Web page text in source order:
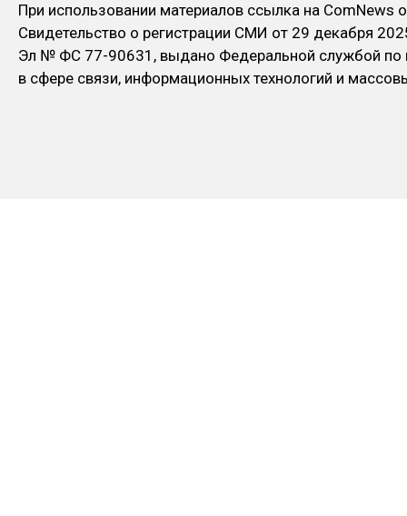
При использовании материалов ссылка на ComNews
Свидетельство о регистрации СМИ от 29 декабря
Эл № ФC 77-90631, выдано Федеральной службой по
в сфере связи, информационных технологий и